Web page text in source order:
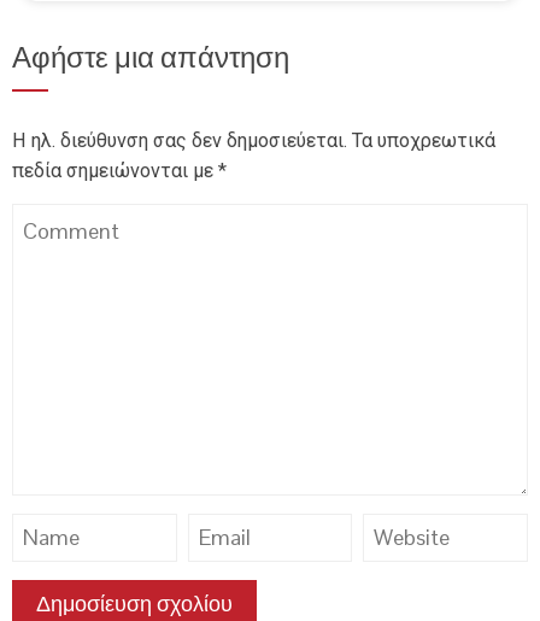
Αφήστε μια απάντηση
Η ηλ. διεύθυνση σας δεν δημοσιεύεται. Τα υποχρεωτικά
πεδία σημειώνονται με *